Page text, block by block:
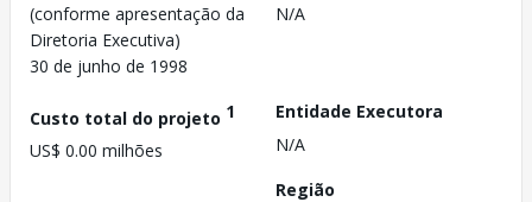
(conforme apresentação da
Diretoria Executiva)
30 de junho de 1998
N/A
Custo total do projeto 1
US$ 0.00 milhões
Entidade Executora
N/A
Região